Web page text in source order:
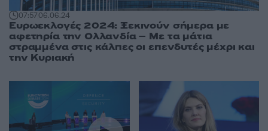
07:5706.06.24
Ευρωεκλογές 2024: Ξεκινούν σήμερα με
αφετηρία την Ολλανδία – Με τα μάτια
στραμμένα στις κάλπες οι επενδυτές μέχρι και
την Κυριακή